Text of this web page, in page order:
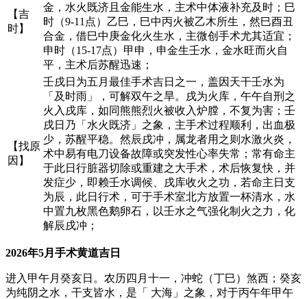
【吉
时】
金，水火既济且金能生水，主术中体液补充及时；巳
时（9-11点）乙巳，巳中丙火被乙木所生，然巳酉丑
合金，借巳中庚金化火生水，主微创手术尤其适宜；
申时（15-17点）甲申，申金生壬水，金水旺而火自
平，主术后苏醒迅速；
【找原
因】
壬戌日为五月最佳手术吉日之一，盖因天干壬水为
「及时雨」，可解双午之旱。戌为火库，午午自刑之
火入戌库，如同熊熊烈火被收入炉膛，不复为害；壬
戌日乃「水火既济」之象，主手术过程顺利，出血极
少，苏醒平稳。然辰戌冲，属龙者用之则水激火炎，
术中易有电刀设备故障或突发性心率失常；常有命主
于此日行脏器切除或重建之大手术，术后恢复快，并
发症少，即赖壬水调候、戌库收火之功，若命主日支
为辰，此日行术，可于手术室北方放置一杯清水，水
中置九枚黑色鹅卵石，以壬水之气强化制火之力，化
解辰戌冲；
2026年5月手术黄道吉日
进入甲午月癸亥日。农历四月十一，冲蛇（丁巳）煞西；癸亥
为纯阴之水，干支皆水，是「 大海」之象，对于丙午年甲午